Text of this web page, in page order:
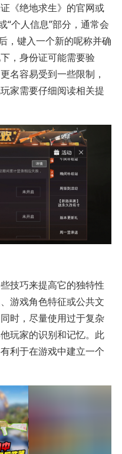
《绝地求生》的官网或
“个人信息”部分，通常会
，键入一个新的呢称并确
，身份证可能需要验
名容易受到一些限制，
家需要仔细阅读相关提
技巧来提高它的独特性
游戏角色特征或公共文
时，尽量使用过于复杂
玩家的识别和记忆。此
利于在游戏中建立一个